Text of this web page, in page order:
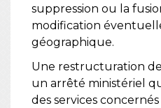
suppression ou la
modification
géographique.
Une restructuration
un arrêté ministériel
des services